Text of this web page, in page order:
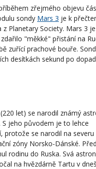
zřejmého objevu
sondy Mars 3 je k
z Planetary Society. Mars 3
"měkké" přistání na
zuřící prachové bouře.
desítkách sekund po
let) se narodil známý
. S jeho původem je to lehce
protože se narodil na severu
zóny Norsko-Dánské.
rodinu do Ruska. Svá
na hvězdárně Tartu v